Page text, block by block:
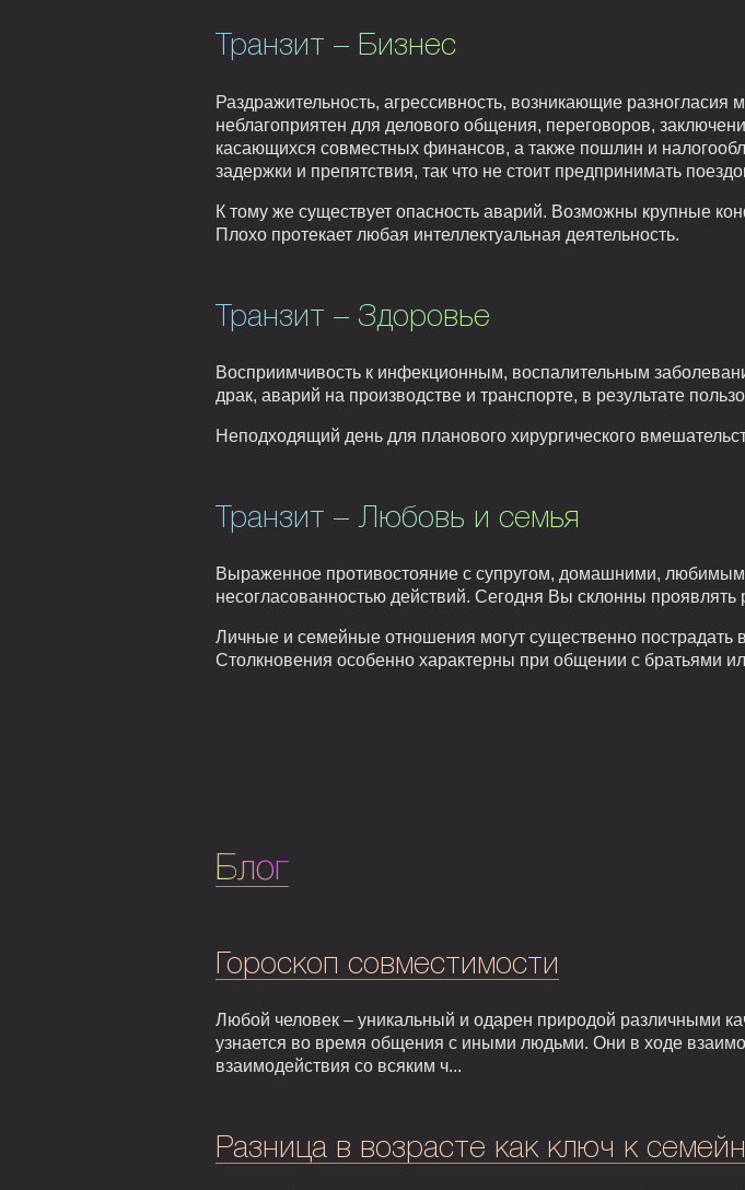
Транзит – Бизнес
Раздражительность, агрессивность, возникающие
неблагоприятен для делового общения, переговоров,
касающихся совместных финансов, а также пошлин и
задержки и препятствия, так что не стоит предпринимать
К тому же существует опасность аварий. Возможны крупные
Плохо протекает любая интеллектуальная деятельность.
Транзит – Здоровье
Восприимчивость к инфекционным, воспалительным
драк, аварий на производстве и транспорте, в результате
Неподходящий день для планового хирургического
Транзит – Любовь и семья
Выраженное противостояние с супругом, домашними,
несогласованностью действий. Сегодня Вы склонны проявлять
Личные и семейные отношения могут существенно пострадать
Столкновения особенно характерны при общении с братьями
Блог
Гороскоп совместимости
Любой человек – уникальный и одарен природой различными
узнается во время общения с иными людьми. Они в ходе
взаимодействия со всяким ч...
Разница в возрасте как ключ к